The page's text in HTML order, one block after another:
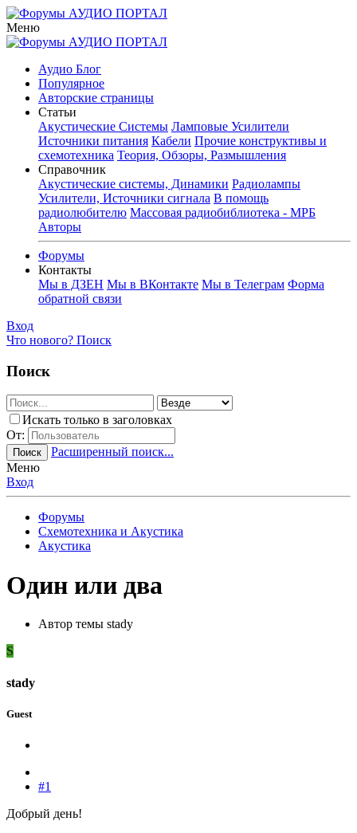
Меню
Аудио Блог
Популярное
Авторские страницы
Статьи
Акустические Системы Ламповые Усилители
Источники питания Кабели Прочие конструктивы и
схемотехника Теория, Обзоры, Размышления
Справочник
Акустические системы, Динамики Радиолампы
Усилители, Источники сигнала В помощь
радиолюбителю Массовая радиобиблиотека - МРБ
Авторы
Форумы
Контакты
Мы в ДЗЕН Мы в ВКонтакте Мы в Телеграм Форма
обратной связи
Вход
Что нового? Поиск
Поиск
Искать только в заголовках
От:
Поиск
Расширенный поиск...
Меню
Вход
Форумы
Схемотехника и Акустика
Акустика
Один или два
Автор темы stady
S
stady
Guest
#1
Добрый день!